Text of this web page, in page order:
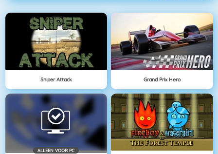
Sniper Attack Grand Prix Hero
ALLEEN VOOR PC